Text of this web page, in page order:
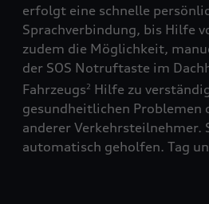
erfolgt eine schnelle
Sprachverbindung, bis Hilfe
zudem die Möglichkeit,
der SOS Notruftaste im
Fahrzeugs2 Hilfe zu
gesundheitlichen Problemen
anderer Verkehrsteilnehmer.
automatisch geholfen. Tag